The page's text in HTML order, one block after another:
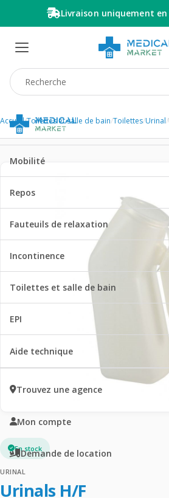
Livraison uniquement en
Recherche produit
Mobilité
Repos
Fauteuils de relaxation
Incontinence
Toilettes et salle de bain
EPI
Aide technique
Trouvez une agence
Mon compte
Demande de location
Accueil/Toilettes et salle de bain/Toilettes/Urinal/
En stock
URINAL
Urinals H/F